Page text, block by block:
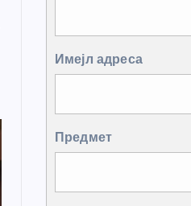
Имејл адреса
Предмет